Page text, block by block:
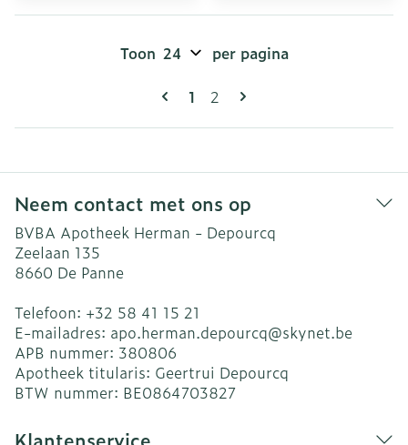
Pagina's
U lees momenteel pagina
1 Pagina
2
Toon per pagina
Neem contact met ons op
BVBA Apotheek Herman - Depourcq
Zeelaan 135
8660 De Panne
Telefoon: +32 58 41 15 21
E-mailadres: apo.herman.depourcq@skynet.be
APB nummer: 380806
Apotheek titularis: Geertrui Depourcq
BTW nummer: BE0864703827
Klantenservice